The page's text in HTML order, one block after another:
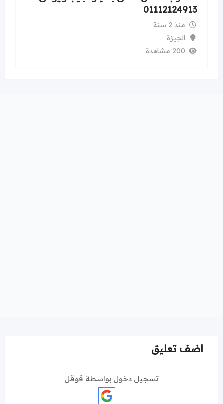
01112124913
منذ 2 سنة
الجيزة
200 مشاهدة
اضف تعليق
تسجيل دخول بواسطة قوقل